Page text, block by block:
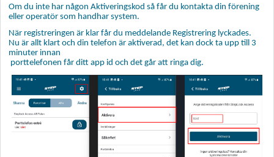
Om du inte har någon Aktiveringskod så får du kontakta din förening
eller operatör som handhar system.
När registreringen är klar får du meddelande Registrering lyckades.
Nu är allt klart och din telefon är aktiverad, det kan dock ta upp till 3
minuter innan
porttelefonen får ditt app id och det går att ringa dig.